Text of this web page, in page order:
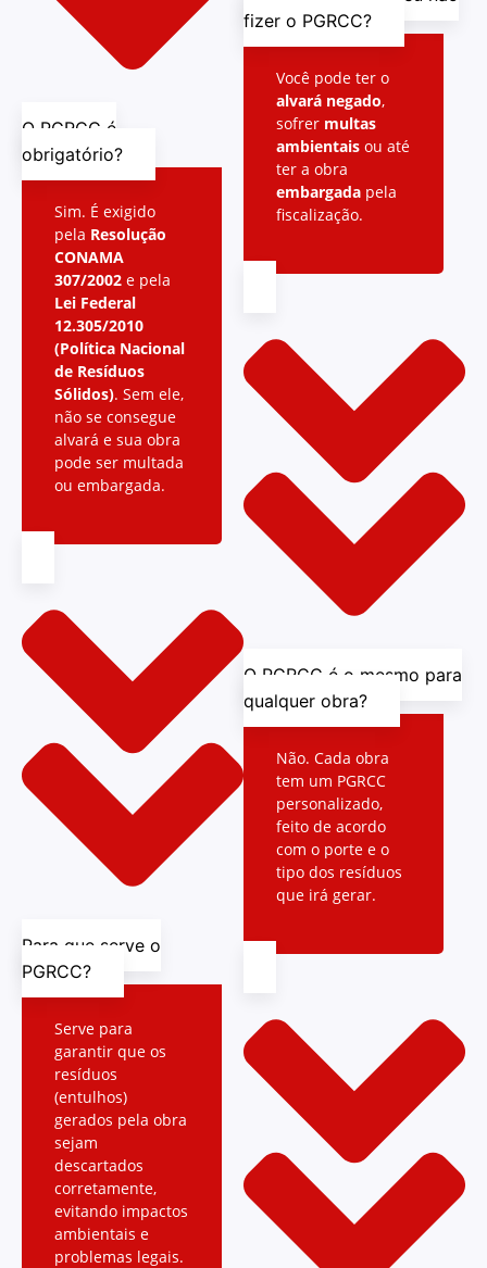
O PGRCC é
obrigatório?
Sim. É exigido
pela Resolução
CONAMA
307/2002 e pela
Lei Federal
12.305/2010
(Política Nacional
de Resíduos
Sólidos). Sem ele,
não se consegue
alvará e sua obra
pode ser multada
ou embargada.
Para que serve o
PGRCC?
Serve para
garantir que os
resíduos
(entulhos)
gerados pela obra
sejam
descartados
corretamente,
evitando impactos
ambientais e
problemas legais.
fizer o PGRCC?
Você pode ter o
alvará negado,
sofrer multas
ambientais ou até
ter a obra
embargada pela
fiscalização.
O PGRCC é o mesmo para
qualquer obra?
Não. Cada obra
tem um PGRCC
personalizado,
feito de acordo
com o porte e o
tipo dos resíduos
que irá gerar.